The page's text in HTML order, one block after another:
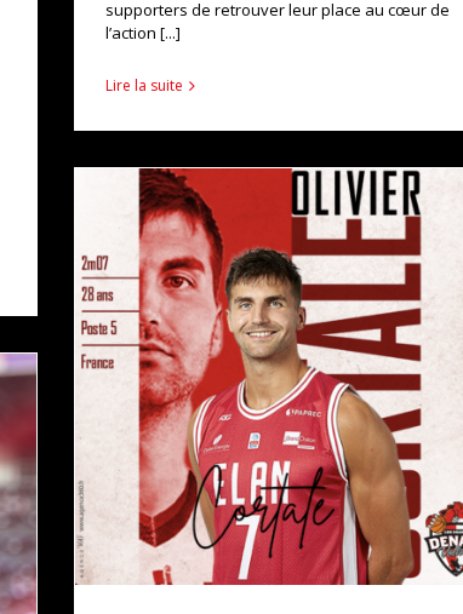
supporters de retrouver leur place au cœur de
l’action [...]
Lire la suite
OLIVIER CORTALE EST DENAISIEN !
actualités pro b